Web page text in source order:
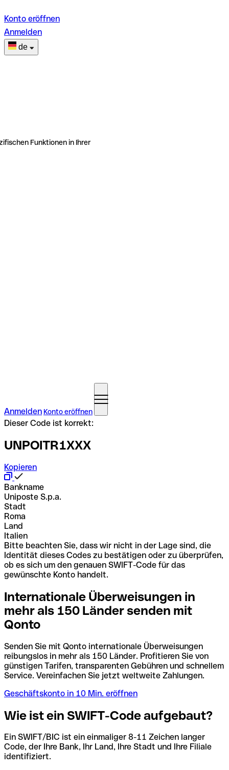
Konto eröffnen
Anmelden
de
Funktionen in Ihrer
Anmelden Konto eröffnen
Dieser Code ist korrekt:
UNPOITR1XXX
Kopieren
Bankname
Uniposte S.p.a.
Stadt
Roma
Land
Italien
Bitte beachten Sie, dass wir nicht in der Lage sind, die
Identität dieses Codes zu bestätigen oder zu überprüfen,
ob es sich um den genauen SWIFT-Code für das
gewünschte Konto handelt.
Internationale Überweisungen in
mehr als 150 Länder senden mit
Qonto
Senden Sie mit Qonto internationale Überweisungen
reibungslos in mehr als 150 Länder. Profitieren Sie von
günstigen Tarifen, transparenten Gebühren und schnellem
Service. Vereinfachen Sie jetzt weltweite Zahlungen.
Geschäftskonto in 10 Min. eröffnen
Wie ist ein SWIFT-Code aufgebaut?
Ein SWIFT/BIC ist ein einmaliger 8-11 Zeichen langer
Code, der Ihre Bank, Ihr Land, Ihre Stadt und Ihre Filiale
identifiziert.